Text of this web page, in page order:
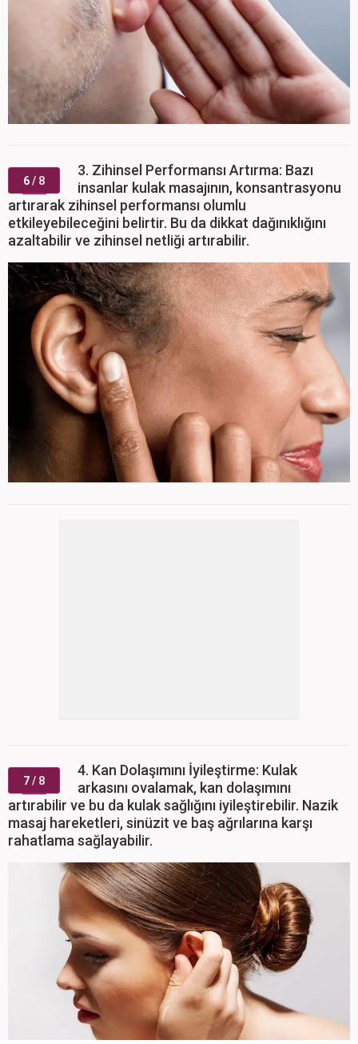
6/ 8
3. Zihinsel Performansı Artırma: Bazı
insanlar kulak masajının, konsantrasyonu
artırarak zihinsel performansı olumlu
etkileyebileceğini belirtir. Bu da dikkat dağınıklığını
azaltabilir ve zihinsel netliği artırabilir.